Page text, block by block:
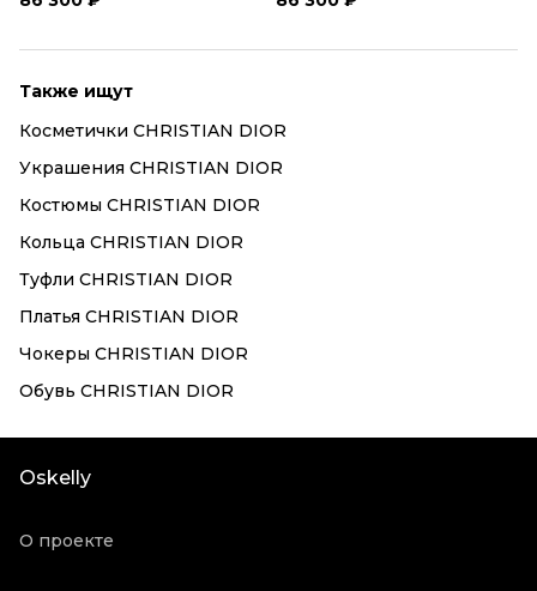
Также ищут
Косметички CHRISTIAN DIOR
Украшения CHRISTIAN DIOR
Костюмы CHRISTIAN DIOR
Кольца CHRISTIAN DIOR
Туфли CHRISTIAN DIOR
Платья CHRISTIAN DIOR
Чокеры CHRISTIAN DIOR
Обувь CHRISTIAN DIOR
Oskelly
О проекте